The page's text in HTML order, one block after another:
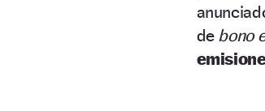
de bono